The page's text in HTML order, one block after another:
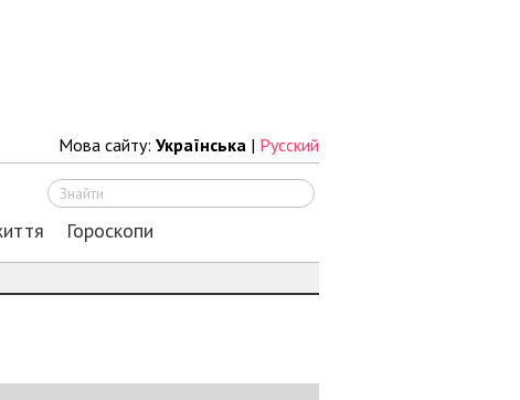
Мова сайту: Українська | Русский
Гороскопи